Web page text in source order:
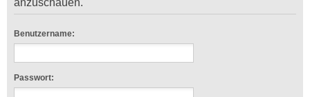
anzuschauen.
Benutzername:
Passwort: